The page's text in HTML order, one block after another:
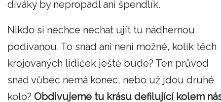
diváky by nepropadl ani špendlík.
Nikdo si nechce nechat ujít tu nádhernou
podívanou. To snad ani není možné, kolik těch
krojovaných lidiček ještě bude? Ten průvod
snad vůbec nemá konec, nebo už jdou druhé
kolo? Obdivujeme tu krásu defilující kolem